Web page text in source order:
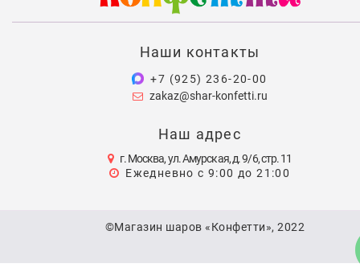
Наши контакты
+7 (925) 236-20-00
zakaz@shar-konfetti.ru
Наш адрес
г. Москва, ул. Амурская, д. 9/6, стр. 11
Ежедневно с 9:00 до 21:00
©Магазин шаров «Конфетти», 2022